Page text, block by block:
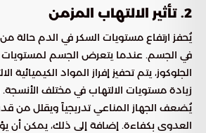
2. تأثير الالتهاب المزمن
يُحفز ارتفاع مستويات السكر في الدم حالة من
في الجسم. عندما يتعرض الجسم
الجلوكوز، يتم تحفيز إفراز المواد الكيميائية
زيادة مستويات الالتهاب في مختلف الأنسجة.
يُضعف الجهاز المناعي تدريجياً ويقلل من
العدوى بكفاءة. إضافة إلى ذلك، يمكن أن